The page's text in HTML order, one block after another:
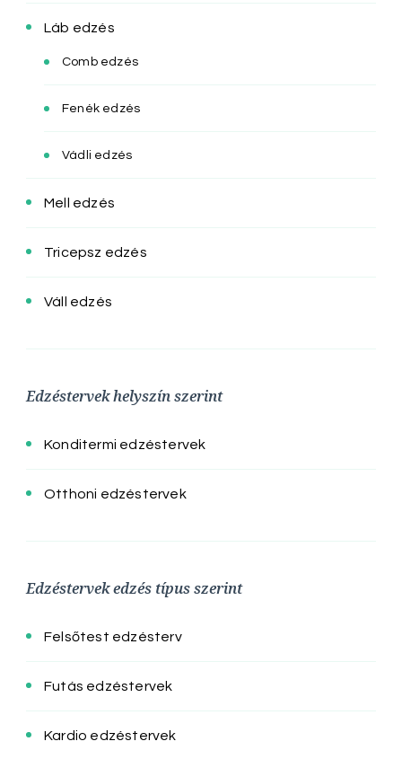
Láb edzés
Comb edzés
Fenék edzés
Vádli edzés
Mell edzés
Tricepsz edzés
Váll edzés
Edzéstervek helyszín szerint
Konditermi edzéstervek
Otthoni edzéstervek
Edzéstervek edzés típus szerint
Felsőtest edzésterv
Futás edzéstervek
Kardio edzéstervek